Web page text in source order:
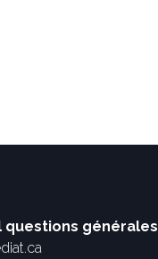
questions générales